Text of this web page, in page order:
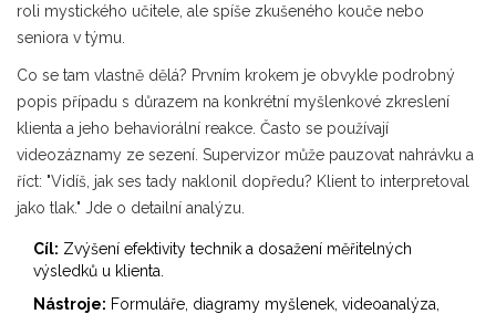
roli mystického učitele, ale spíše zkušeného kouče nebo
seniora v týmu.
Co se tam vlastně dělá? Prvním krokem je obvykle podrobný
popis případu s důrazem na konkrétní myšlenkové zkreslení
klienta a jeho behaviorální reakce. Často se používají
videozáznamy ze sezení. Supervizor může pauzovat nahrávku a
říct: "Vidíš, jak ses tady naklonil dopředu? Klient to interpretoval
jako tlak." Jde o detailní analýzu.
Cíl: Zvýšení efektivity technik a dosažení měřitelných
výsledků u klienta.
Nástroje: Formuláře, diagramy myšlenek, videoanalýza,